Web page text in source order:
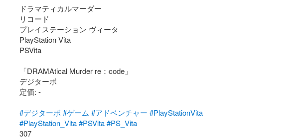
ドラマティカルマーダー
リコード
プレイステーション ヴィータ
PlayStation Vita
PSVita
「DRAMAtical Murder re：code」
デジターボ
定価: -
#デジターボ #ゲーム #アドベンチャー #PlayStationVita
#PlayStation_Vita #PSVita #PS_Vita
307